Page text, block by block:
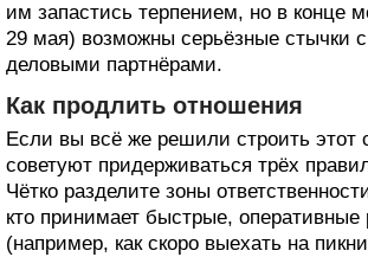
им запастись терпением, но в конце
29 мая) возможны серьёзные стычки
деловыми партнёрами.
Как продлить отношения
Если вы всё же решили строить этот
советуют придерживаться трёх
Чётко разделите зоны
кто принимает быстрые,
(например, как скоро выехать на